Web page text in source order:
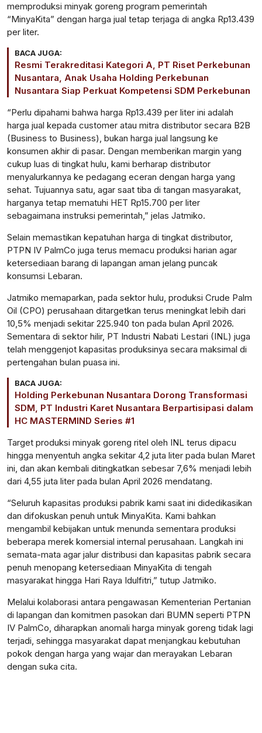
memproduksi minyak goreng program pemerintah
“MinyaKita” dengan harga jual tetap terjaga di angka Rp13.439
per liter.
BACA JUGA:
Resmi Terakreditasi Kategori A, PT Riset Perkebunan
Nusantara, Anak Usaha Holding Perkebunan
Nusantara Siap Perkuat Kompetensi SDM Perkebunan
“Perlu dipahami bahwa harga Rp13.439 per liter ini adalah
harga jual kepada customer atau mitra distributor secara B2B
(Business to Business), bukan harga jual langsung ke
konsumen akhir di pasar. Dengan memberikan margin yang
cukup luas di tingkat hulu, kami berharap distributor
menyalurkannya ke pedagang eceran dengan harga yang
sehat. Tujuannya satu, agar saat tiba di tangan masyarakat,
harganya tetap mematuhi HET Rp15.700 per liter
sebagaimana instruksi pemerintah,” jelas Jatmiko.
Selain memastikan kepatuhan harga di tingkat distributor,
PTPN IV PalmCo juga terus memacu produksi harian agar
ketersediaan barang di lapangan aman jelang puncak
konsumsi Lebaran.
Jatmiko memaparkan, pada sektor hulu, produksi Crude Palm
Oil (CPO) perusahaan ditargetkan terus meningkat lebih dari
10,5% menjadi sekitar 225.940 ton pada bulan April 2026.
Sementara di sektor hilir, PT Industri Nabati Lestari (INL) juga
telah menggenjot kapasitas produksinya secara maksimal di
pertengahan bulan puasa ini.
BACA JUGA:
Holding Perkebunan Nusantara Dorong Transformasi
SDM, PT Industri Karet Nusantara Berpartisipasi dalam
HC MASTERMIND Series #1
Target produksi minyak goreng ritel oleh INL terus dipacu
hingga menyentuh angka sekitar 4,2 juta liter pada bulan Maret
ini, dan akan kembali ditingkatkan sebesar 7,6% menjadi lebih
dari 4,55 juta liter pada bulan April 2026 mendatang.
“Seluruh kapasitas produksi pabrik kami saat ini didedikasikan
dan difokuskan penuh untuk MinyaKita. Kami bahkan
mengambil kebijakan untuk menunda sementara produksi
beberapa merek komersial internal perusahaan. Langkah ini
semata-mata agar jalur distribusi dan kapasitas pabrik secara
penuh menopang ketersediaan MinyaKita di tengah
masyarakat hingga Hari Raya Idulfitri,” tutup Jatmiko.
Melalui kolaborasi antara pengawasan Kementerian Pertanian
di lapangan dan komitmen pasokan dari BUMN seperti PTPN
IV PalmCo, diharapkan anomali harga minyak goreng tidak lagi
terjadi, sehingga masyarakat dapat menjangkau kebutuhan
pokok dengan harga yang wajar dan merayakan Lebaran
dengan suka cita.